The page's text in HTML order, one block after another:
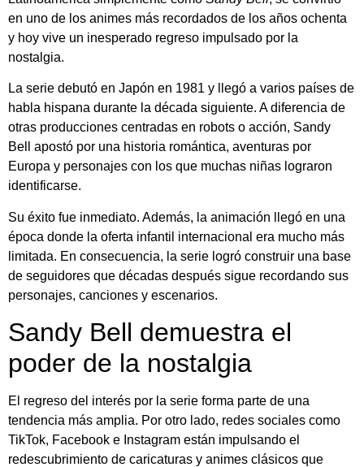
en uno de los animes más recordados de los años ochenta
y hoy vive un inesperado regreso impulsado por la
nostalgia.
La serie debutó en Japón en 1981 y llegó a varios países de
habla hispana durante la década siguiente. A diferencia de
otras producciones centradas en robots o acción, Sandy
Bell apostó por una historia romántica, aventuras por
Europa y personajes con los que muchas niñas lograron
identificarse.
Su éxito fue inmediato. Además, la animación llegó en una
época donde la oferta infantil internacional era mucho más
limitada. En consecuencia, la serie logró construir una base
de seguidores que décadas después sigue recordando sus
personajes, canciones y escenarios.
Sandy Bell demuestra el
poder de la nostalgia
El regreso del interés por la serie forma parte de una
tendencia más amplia. Por otro lado, redes sociales como
TikTok, Facebook e Instagram están impulsando el
redescubrimiento de caricaturas y animes clásicos que